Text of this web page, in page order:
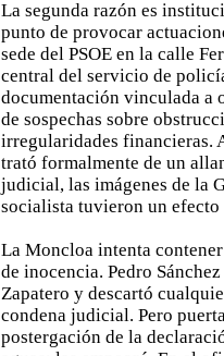
La segunda razón es
punto de provocar
sede del PSOE en la calle
central del servicio de
documentación vinculada a
de sospechas sobre
irregularidades financieras.
trató formalmente de un
judicial, las imágenes de la
socialista tuvieron un
La Moncloa intenta
de inocencia. Pedro
Zapatero y descartó
condena judicial. Pero
postergación de la